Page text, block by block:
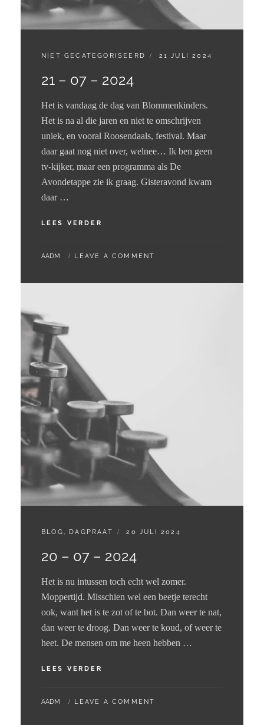
CATEGORIES:
NIET GECATEGORISEERD
GEPLAATST
21 JULI 2024
21 – 07 – 2024
Het is vandaag de dag van Blommenkinders.
Het is na al die jaren en niet te omschrijven
uniek, en vooral Roosendaals, festival. Maar
daar gaat nog niet over, welnee… Ik ben geen
tv-kijker, maar een programma als De
Avondetappe zie ik graag. Gisteravond kwam
daar …
LEES VERDER
–
BY
AADM LEAVE A COMMENT
CATEGORIES:
BLOG , DAGPRAAT
GEPLAATST
20 JULI 2024
20 – 07 – 2024
Het is nu intussen toch echt wel zomer.
Moppertijd. Misschien wel een beetje terecht
ook, want het is te zot of te bot. Dan weer te nat,
dan weer te droog. Dan weer te koud, of weer te
heet. De mensen om me heen hebben …
LEES VERDER
–
BY
AADM LEAVE A COMMENT